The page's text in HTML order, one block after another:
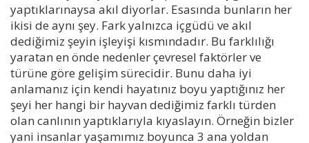
yaptıklarınaysa akıl diyorlar. Esasında bunların her
ikisi de aynı şey. Fark yalnızca içgüdü ve akıl
dediğimiz şeyin işleyişi kısmındadır. Bu farklılığı
yaratan en önde nedenler çevresel faktörler ve
türüne göre gelişim sürecidir. Bunu daha iyi
anlamanız için kendi hayatınız boyu yaptığınız her
şeyi her hangi bir hayvan dediğimiz farklı türden
olan canlının yaptıklarıyla kıyaslayın. Örneğin bizler
yani insanlar yaşamımız boyunca 3 ana yoldan